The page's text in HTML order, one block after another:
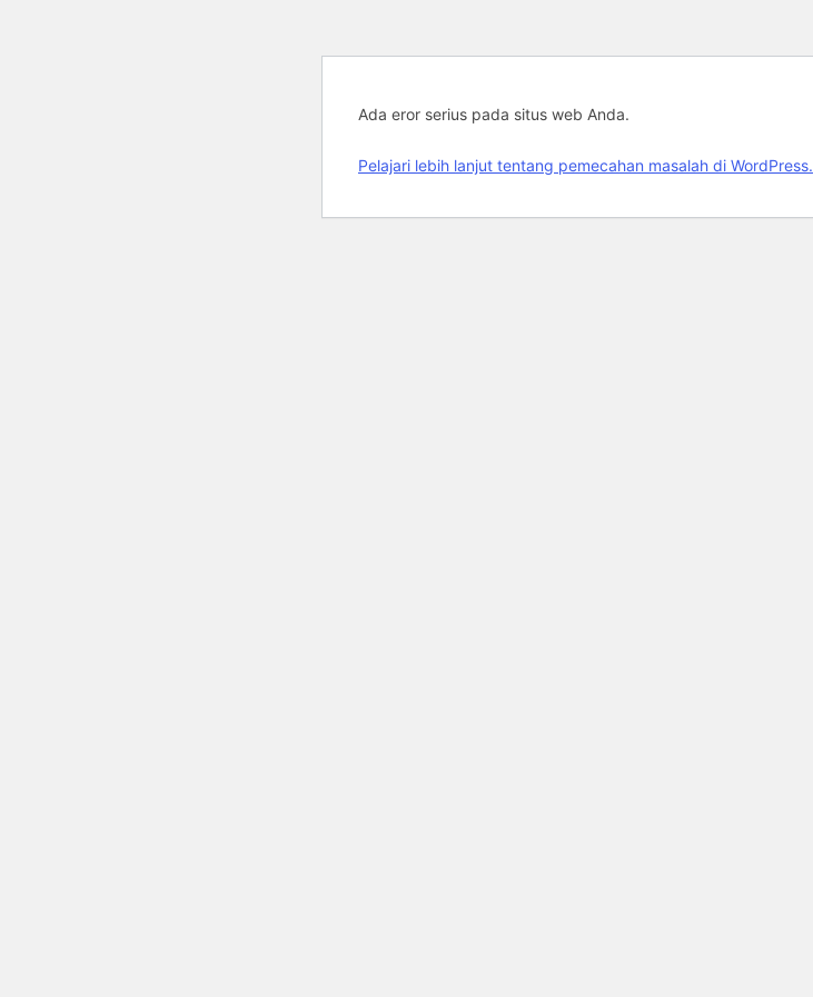
Ada eror serius pada situs web Anda.
Pelajari lebih lanjut tentang pemecahan masalah di WordPress.